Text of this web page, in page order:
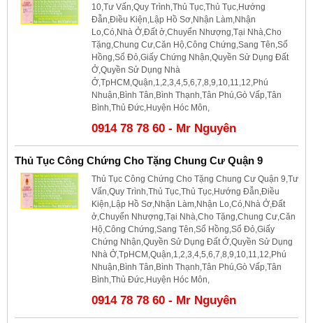
10,Tư Vấn,Quy Trình,Thủ Tục,Thủ Tục,Hướng
Đẫn,Điều Kiện,Lập Hồ Sơ,Nhận Làm,Nhận
Lo,Có,Nhà Ở,Đất ở,Chuyển Nhượng,Tại Nhà,Cho
Tặng,Chung Cư,Căn Hộ,Công Chứng,Sang Tên,Sổ
Hồng,Sổ Đỏ,Giấy Chứng Nhận,Quyền Sử Dụng Đất
Ở,Quyền Sử Dụng Nhà
Ở,TpHCM,Quận,1,2,3,4,5,6,7,8,9,10,11,12,Phú
Nhuận,Bình Tân,Bình Thạnh,Tân Phú,Gò Vấp,Tân
Bình,Thủ Đức,Huyện Hóc Môn,
0914 78 78 60 - Mr Nguyên
Thủ Tục Công Chứng Cho Tặng Chung Cư Quận 9
Thủ Tục Công Chứng Cho Tặng Chung Cư Quận 9,Tư
Vấn,Quy Trình,Thủ Tục,Thủ Tục,Hướng Đẫn,Điều
Kiện,Lập Hồ Sơ,Nhận Làm,Nhận Lo,Có,Nhà Ở,Đất
ở,Chuyển Nhượng,Tại Nhà,Cho Tặng,Chung Cư,Căn
Hộ,Công Chứng,Sang Tên,Sổ Hồng,Sổ Đỏ,Giấy
Chứng Nhận,Quyền Sử Dụng Đất Ở,Quyền Sử Dụng
Nhà Ở,TpHCM,Quận,1,2,3,4,5,6,7,8,9,10,11,12,Phú
Nhuận,Bình Tân,Bình Thạnh,Tân Phú,Gò Vấp,Tân
Bình,Thủ Đức,Huyện Hóc Môn,
0914 78 78 60 - Mr Nguyên